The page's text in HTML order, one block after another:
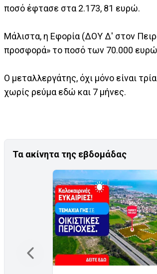
ποσό έφτασε στα 2.173, 81 ευρώ.
Μάλιστα, η Εφορία (ΔΟΥ Δ' στον
προσφορά» το ποσό των 70.000
Ο μεταλλεργάτης, όχι μόνο είναι
χωρίς ρεύμα εδώ και 7 μήνες.
Τα ακίνητα της εβδομάδας